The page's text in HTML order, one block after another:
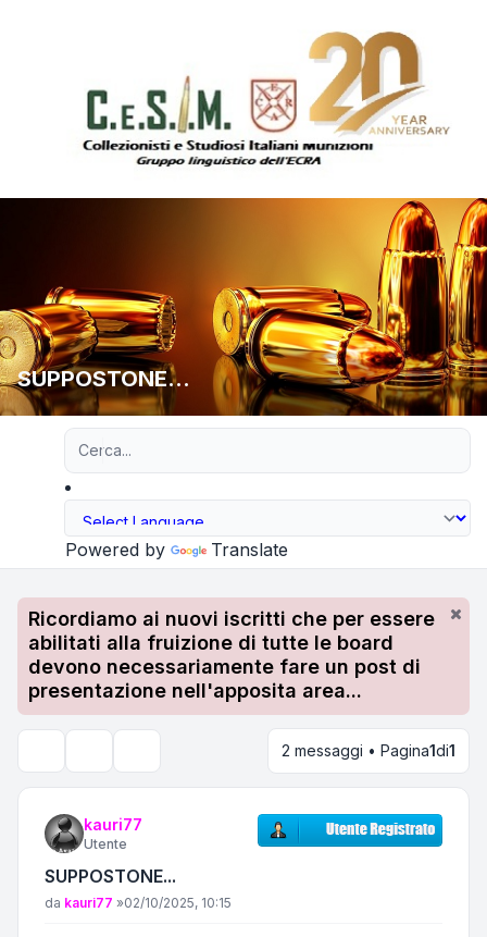
SUPPOSTONE...
Powered by Translate
Ricordiamo ai nuovi iscritti che per essere
abilitati alla fruizione di tutte le board
devono necessariamente fare un post di
presentazione nell'apposita area...
2 messaggi • Pagina1di1
kauri77
Utente
SUPPOSTONE...
Messaggio
da kauri77 »02/10/2025, 10:15